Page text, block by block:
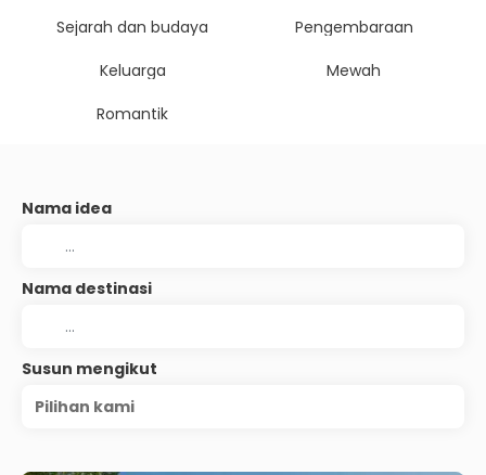
Sejarah dan budaya
Pengembaraan
Keluarga
Mewah
Romantik
Nama idea
Nama destinasi
Susun mengikut
Pilihan kami